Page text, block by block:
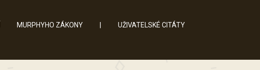
MURPHYHO ZÁKONY UŽIVATELSKÉ CITÁTY